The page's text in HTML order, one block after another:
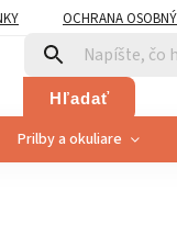
OCHRANA
SPOTREBITEĽA NA
Hľadať
Prilby a okuliare